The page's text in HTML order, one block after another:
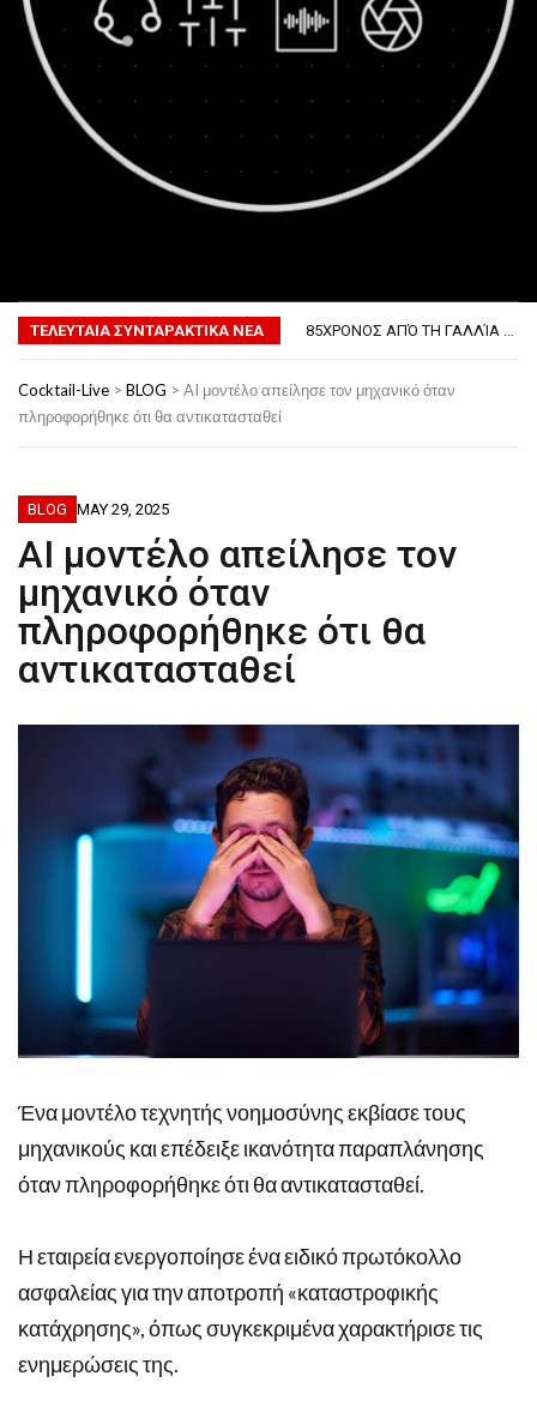
ΤΕΛΕΥΤΑΙΑ ΣΥΝΤΑΡΑΚΤΙΚΑ ΝΕΑ
85ΧΡΟΝΟΣ ΑΠΌ ΤΗ ΓΑΛΛΊΑ ΛΌΓΩ GPS ΚΑΤΈΛΗΞΕ ΣΤΗΝ… ΚΡΟΑΤΊΑ!
ΣΚΗΝΟΘΈΤΗΣΕ ΤΗΝ ΚΛΟΠΉ ΤΟΥ ΑΥΤΟΚΙΝΉΤΟΥ ΤΟΥ ΓΙΑ ΝΑ ΑΠΟΦΎΓΕΙ ΨΏΝΙΑ ΜΕ ΤΗ ΣΎΖΥΓΟ!
Cocktail-Live > BLOG > AI μοντέλο απείλησε τον μηχανικό όταν
πληροφορήθηκε ότι θα αντικατασταθεί
BLOG MAY 29, 2025
AI μοντέλο απείλησε τον
μηχανικό όταν
πληροφορήθηκε ότι θα
αντικατασταθεί
Ένα μοντέλο τεχνητής νοημοσύνης εκβίασε τους
μηχανικούς και επέδειξε ικανότητα παραπλάνησης
όταν πληροφορήθηκε ότι θα αντικατασταθεί.
Η εταιρεία ενεργοποίησε ένα ειδικό πρωτόκολλο
ασφαλείας για την αποτροπή «καταστροφικής
κατάχρησης», όπως συγκεκριμένα χαρακτήρισε τις
ενημερώσεις της.